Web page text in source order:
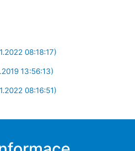
08:18:17)
13:56:13)
08:16:51)